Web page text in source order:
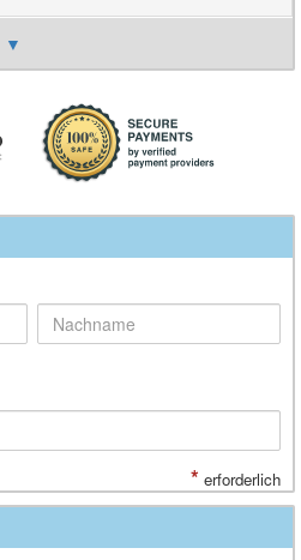
▼
* erforderlich